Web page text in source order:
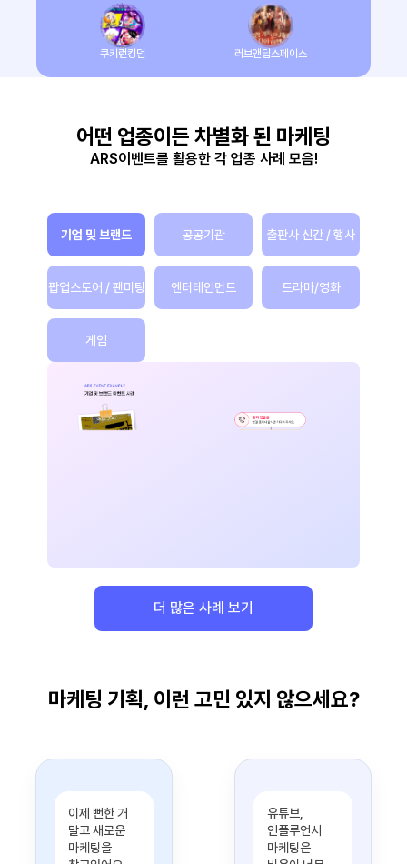
쿠키런킹덤 러브앤딥스페이스
어떤 업종이든 차별화 된 마케팅
ARS이벤트를 활용한 각 업종 사례 모음!
기업 및 브랜드 공공기관 출판사 신간 / 행사
팝업스토어 / 팬미팅 엔터테인먼트 드라마/영화
게임
더 많은 사례 보기
마케팅 기획, 이런 고민 있지 않으세요?
이제 뻔한 거
말고 새로운
마케팅을
유튜브,
인플루언서
마케팅은